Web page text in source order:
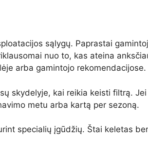
sąlygų. Paprastai
nuo to, kas ateina
arba gamintojo rekomendacijose.
skydelyje, kai reikia keisti filtrą.
metu arba kartą per sezoną.
specialių įgūdžių. Štai keletas